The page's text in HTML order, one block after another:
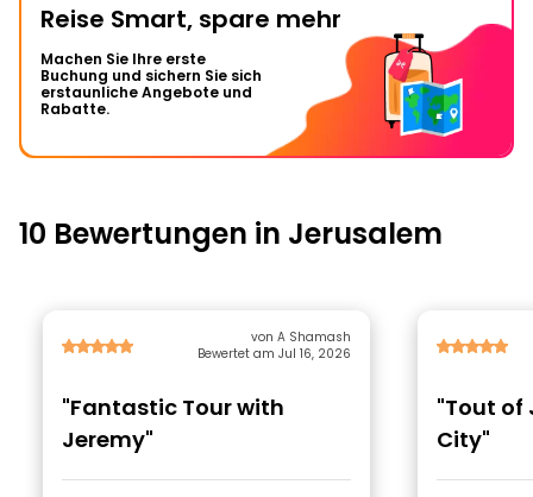
Reise Smart, spare mehr
Machen Sie Ihre erste
Buchung und sichern Sie sich
erstaunliche Angebote und
Rabatte.
10 Bewertungen in Jerusalem
von A Shamash
Bewertet am Jul 16, 2026
"Fantastic Tour with
Jeremy"
"Tout of
City"